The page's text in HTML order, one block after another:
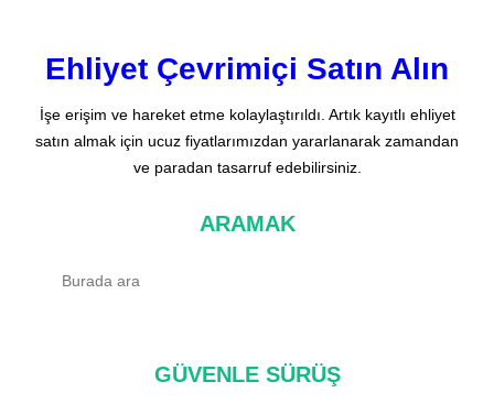
Ehliyet Çevrimiçi Satın Alın
İşe erişim ve hareket etme kolaylaştırıldı. Artık kayıtlı ehliyet
satın almak için ucuz fiyatlarımızdan yararlanarak zamandan
ve paradan tasarruf edebilirsiniz.
ARAMAK
GÜVENLE SÜRÜŞ